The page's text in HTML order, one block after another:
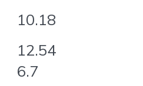
10.18
12.54
6.7